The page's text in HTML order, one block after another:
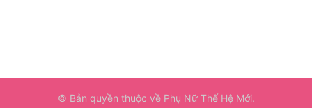
© Bản quyền thuộc về Phụ Nữ Thế Hệ Mới.